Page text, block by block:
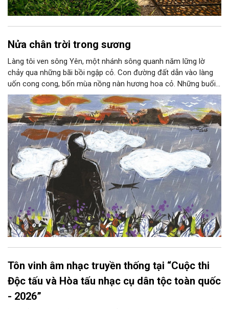
Nửa chân trời trong sương
Làng tôi ven sông Yên, một nhánh sông quanh năm lững lờ
chảy qua những bãi bồi ngập cỏ. Con đường đất dẫn vào làng
uốn cong cong, bốn mùa nồng nàn hương hoa cỏ. Những buổi
hoàng hôn, khi nắng đã dịu xuống phía cuối sông, đám hoa tím
lại thẫm màu như có ai vừa rắc lên một lớp khói.
Tôn vinh âm nhạc truyền thống tại “Cuộc thi
Độc tấu và Hòa tấu nhạc cụ dân tộc toàn quốc
- 2026”